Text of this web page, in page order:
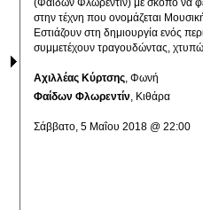
(Φαίδων Φλωρεντίν) με σκοπό να
στην τέχνη που ονομάζεται
Εστιάζουν στη δημιουργία ενός
συμμετέχουν τραγουδώντας,
Αχιλλέας Κύρτσης, Φωνή
Φαίδων Φλωρεντίν, Κιθάρα
Σάββατο, 5 Μαΐου 2018 @ 22:00